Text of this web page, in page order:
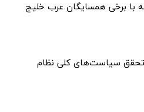
با برخی همسایگان عرب خلیج
تحقق سیاست‌های کلی نظام